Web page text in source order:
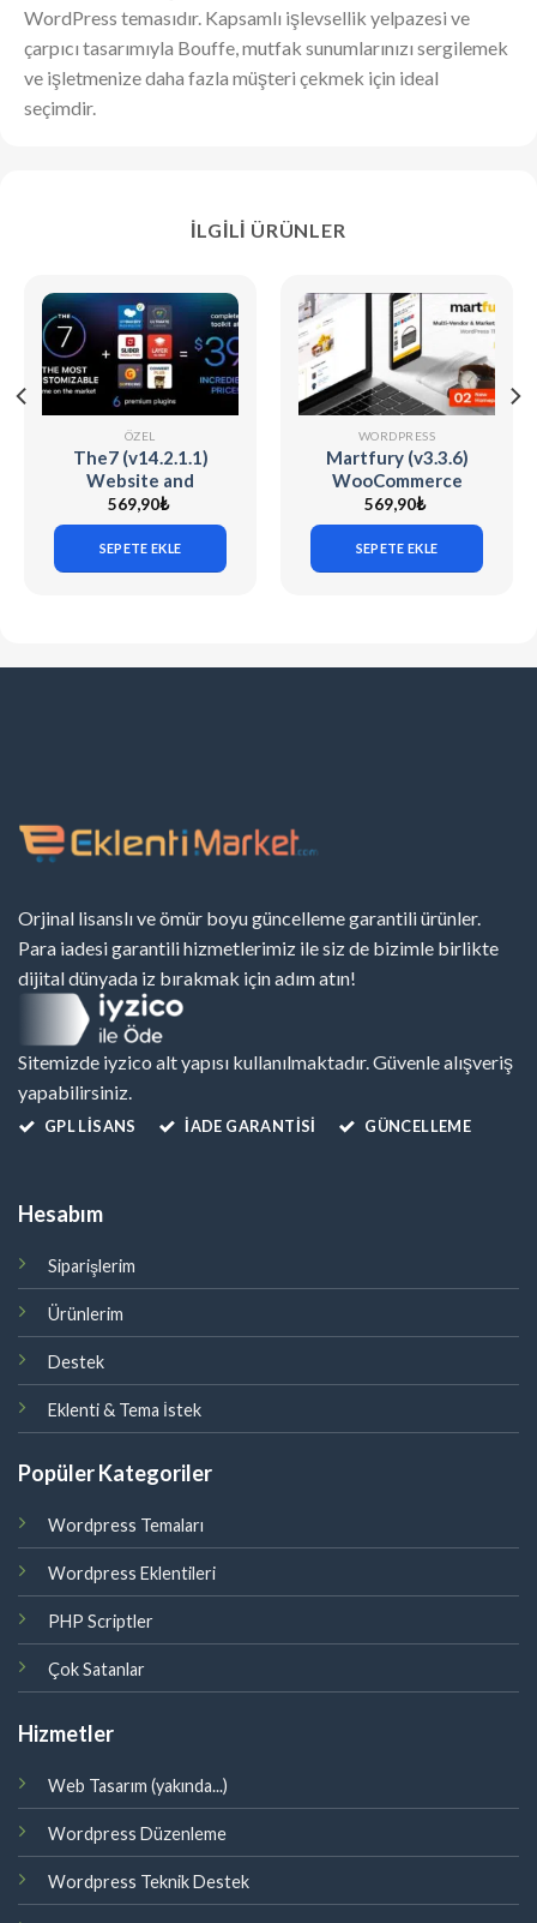
WordPress temasıdır. Kapsamlı işlevsellik yelpazesi ve
çarpıcı tasarımıyla Bouffe, mutfak sunumlarınızı sergilemek
ve işletmenize daha fazla müşteri çekmek için ideal
seçimdir.
İLGILI ÜRÜNLER
ÖZEL
The7 (v14.2.1.1)
Website and
eCommerce Builder
for WordPress
569,90₺
SEPETE EKLE
WORDPRESS
Martfury (v3.3.6)
WooCommerce
Marketplace
WordPress Theme
569,90₺
SEPETE EKLE
Orjinal lisanslı ve ömür boyu güncelleme garantili ürünler.
Para iadesi garantili hizmetlerimiz ile siz de bizimle birlikte
dijital dünyada iz bırakmak için adım atın!
Sitemizde iyzico alt yapısı kullanılmaktadır. Güvenle alışveriş
yapabilirsiniz.
GPL LISANS İADE GARANTİSİ GÜNCELLEME
Hesabım
Siparişlerim
Ürünlerim
Destek
Eklenti & Tema İstek
Popüler Kategoriler
Wordpress Temaları
Wordpress Eklentileri
PHP Scriptler
Çok Satanlar
Hizmetler
Web Tasarım (yakında...)
Wordpress Düzenleme
Wordpress Teknik Destek